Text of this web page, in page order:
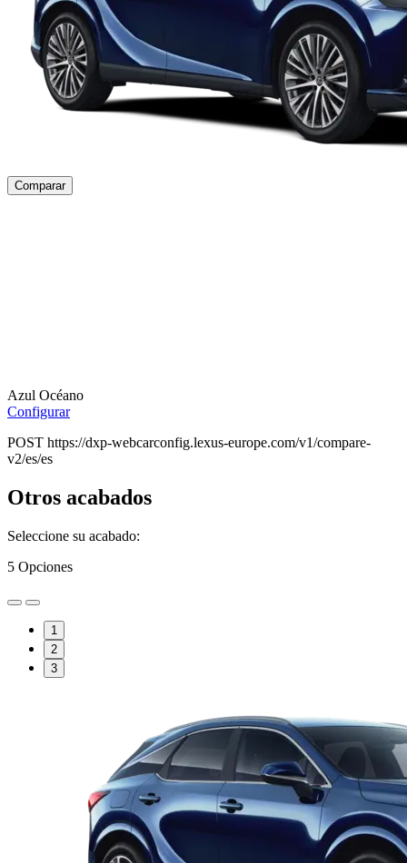
Comparar
Azul Océano
Configurar
POST https://dxp-webcarconfig.lexus-europe.com/v1/compare-
v2/es/es
Otros acabados
Seleccione su acabado:
5 Opciones
1
2
3